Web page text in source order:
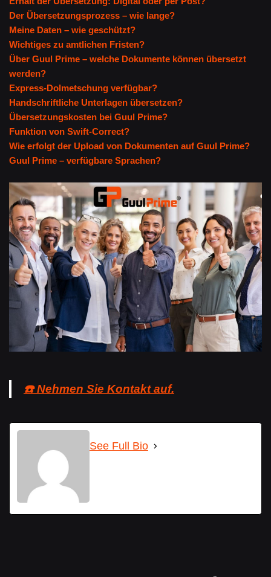
Der Übersetzungsprozess – wie lange?
Meine Daten – wie geschützt?
Wichtiges zu amtlichen Fristen?
Über Guul Prime – welche Dokumente können übersetzt
werden?
Express-Dolmetschung verfügbar?
Handschriftliche Unterlagen übersetzen?
Übersetzungskosten bei Guul Prime?
Funktion von Swift-Correct?
Wie erfolgt der Upload von Dokumenten auf Guul Prime?
Guul Prime – verfügbare Sprachen?
☎️ Nehmen Sie Kontakt auf.
See Full Bio